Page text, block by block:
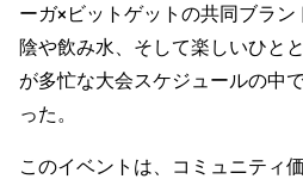
ーガ×ビットゲットの共同ブラ
陰や飲み水、そして楽しいひと
が多忙な大会スケジュールの中
った。
このイベントは、コミュニティ